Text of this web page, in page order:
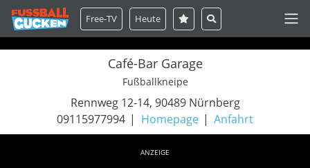
Free-TV Heute
Café-Bar Garage
Fußballkneipe
Rennweg 12-14, 90489 Nürnberg
09115977994
Homepage Anfahrt
ANZEIGE